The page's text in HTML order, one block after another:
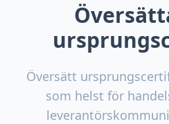
Översätt
som helst för